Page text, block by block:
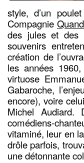
style, d’un
Compagnie
des jules et des
souvenirs
création de
les années
virtuose
Gabaroche,
encore), voire
Michel
comédiens-
vitaminé, leur en
drôle parfois,
une détonnante